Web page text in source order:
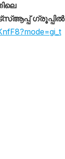
ഗ്രൂപ്പിൽ